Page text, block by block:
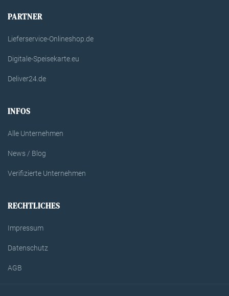
PARTNER
Lieferservice-Onlineshop.de
Digitale-Speisekarte.eu
Deliver24.de
INFOS
Alle Unternehmen
News / Blog
Verifizierte Unternehmen
RECHTLICHES
Impressum
Datenschutz
AGB